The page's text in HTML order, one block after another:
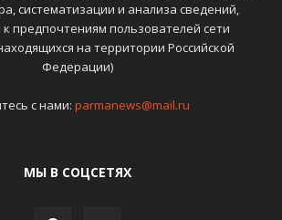
систематизации и анализа сведений,
к предпочтениям пользователей сети
на территории Российской
Федерации)
с нами: parmanews@mail.ru
МЫ В СОЦСЕТЯХ